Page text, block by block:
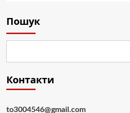
Пошук
Контакти
to3004546@gmail.com